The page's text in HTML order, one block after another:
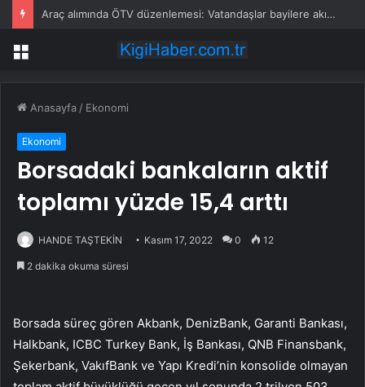
Araç alımında ÖTV düzenlemesi: Vatandaşlar bayilere akın etti
Menü
Anasayfa / Ekonomi
Ekonomi
Borsadaki bankaların aktif
toplamı yüzde 15,4 arttı
HANDE TAŞTEKİN Kasım 17, 2022 0 12
2 dakika okuma süresi
Borsada süreç gören Akbank, DenizBank, Garanti Bankası,
Halkbank, ICBC Turkey Bank, İş Bankası, QNB Finansbank,
Şekerbank, VakıfBank ve Yapı Kredi’nin konsolide olmayan